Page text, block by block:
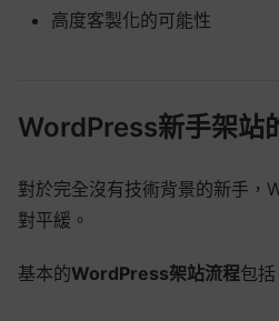
高度客製化的可能性
WordPress新手架站
對於完全沒有技術背景的新手，
對平緩。
基本的WordPress架站流程包括